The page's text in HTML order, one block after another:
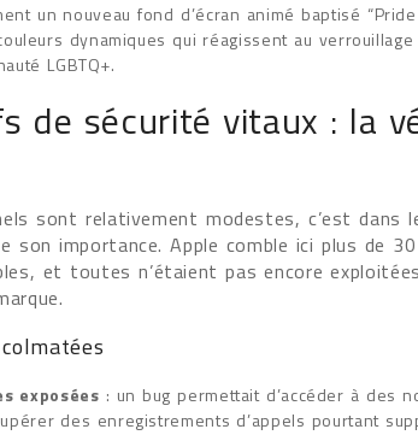
un nouveau fond d’écran animé baptisé
dynamiques qui réagissent au
LGBTQ+.
de sécurité vitaux : la
sont relativement modestes, c’est dans
son importance. Apple comble ici plus de
et toutes n’étaient pas encore
exposées : un bug permettait d’accéder à des
des enregistrements d’appels pourtant